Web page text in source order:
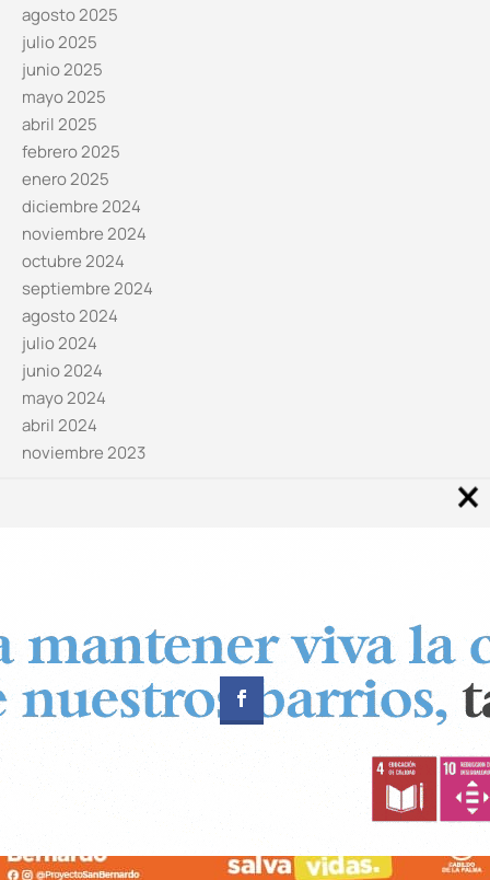
agosto 2025
julio 2025
junio 2025
mayo 2025
abril 2025
febrero 2025
enero 2025
diciembre 2024
noviembre 2024
octubre 2024
septiembre 2024
agosto 2024
julio 2024
junio 2024
mayo 2024
abril 2024
noviembre 2023
© Copyright 2024 Canal 11 La Palma.